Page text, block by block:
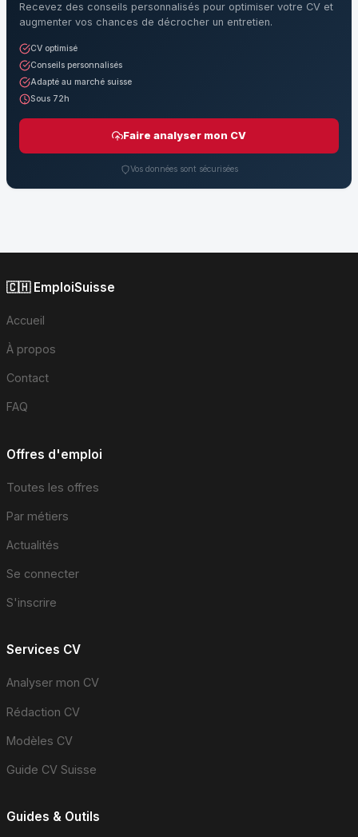
Recevez des conseils personnalisés pour optimiser votre CV et
augmenter vos chances de décrocher un entretien.
CV optimisé
Conseils personnalisés
Adapté au marché suisse
Sous 72h
Faire analyser mon CV
Vos données sont sécurisées
🇨🇭 EmploiSuisse
Accueil
À propos
Contact
FAQ
Offres d'emploi
Toutes les offres
Par métiers
Actualités
Se connecter
S'inscrire
Services CV
Analyser mon CV
Rédaction CV
Modèles CV
Guide CV Suisse
Guides & Outils